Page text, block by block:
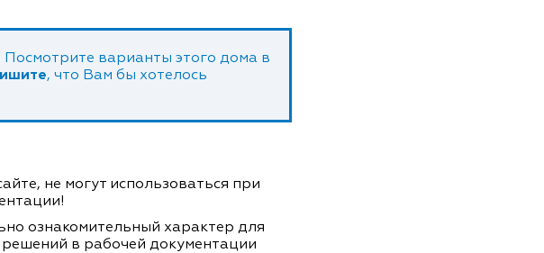
варианты этого дома в
, что Вам бы хотелось
не могут использоваться при
ознакомительный характер для
в рабочей документации